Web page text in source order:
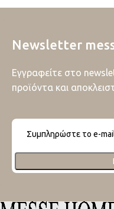
Newsletter
Εγγραφείτε στο
προϊόντα και